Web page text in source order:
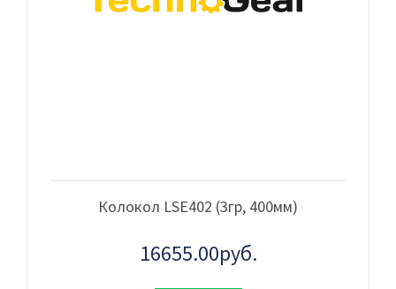
Колокол LSE402 (3гр, 400мм)
16655.00руб.